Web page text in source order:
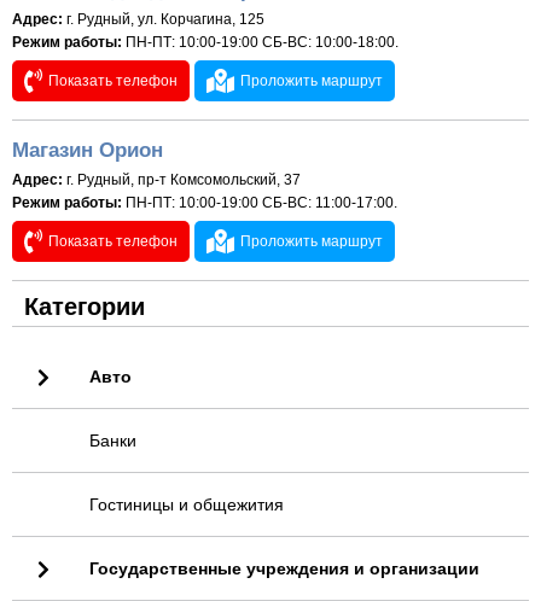
Адрес: г. Рудный, ул. Корчагина, 125
Режим работы: ПН-ПТ: 10:00-19:00 СБ-ВС: 10:00-18:00.
Показать телефон Проложить маршрут
Магазин Орион
Адрес: г. Рудный, пр-т Комсомольский, 37
Режим работы: ПН-ПТ: 10:00-19:00 СБ-ВС: 11:00-17:00.
Показать телефон Проложить маршрут
Категории
Авто
Банки
Гостиницы и общежития
Государственные учреждения и организации